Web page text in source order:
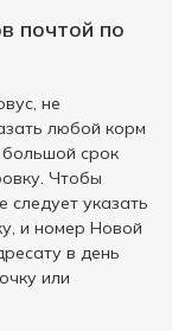
почтой по
не
любой корм
срок
Чтобы
следует указать
и номер Новой
в день
или